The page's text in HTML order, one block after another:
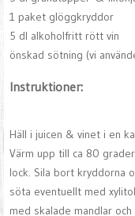
1 paket glöggkryddor
5 dl alkoholfritt rött vin
önskad sötning (vi
Instruktioner:
Häll i juicen & vinet i en
Värm upp till ca 80
lock. Sila bort kryddorna
söta eventuellt med
med skalade mandlar och